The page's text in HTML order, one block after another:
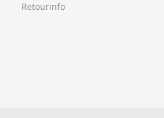
Retourinfo